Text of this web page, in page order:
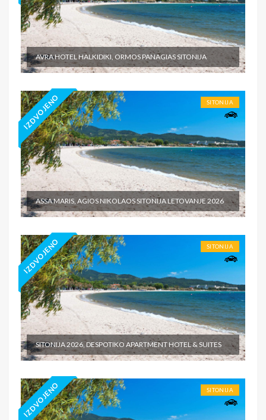
AVRA HOTEL HALKIDIKI, ORMOS PANAGIAS SITONIJA
IZDVOJENO SITONIJA
ASSA MARIS, AGIOS NIKOLAOS SITONIJA LETOVANJE 2026
IZDVOJENO SITONIJA
SITONIJA 2026, DESPOTIKO APARTMENT HOTEL & SUITES
IZDVOJENO SITONIJA